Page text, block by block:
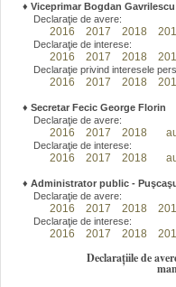
♦ Viceprimar Bogdan Gavrilescu
Declaraţie de avere:
2016 2017 2018
Declaraţie de interese:
2016 2017 2018
Declaraţie privind interesele
2016 2017 2018
♦ Secretar Fecic George Florin
Declaraţie de avere:
2016 2017 2018
Declaraţie de interese:
2016 2017 2018
♦ Administrator public -
Declaraţie de avere:
2016 2017 2018
Declaraţie de interese:
2016 2017 2018
Declarațiile de